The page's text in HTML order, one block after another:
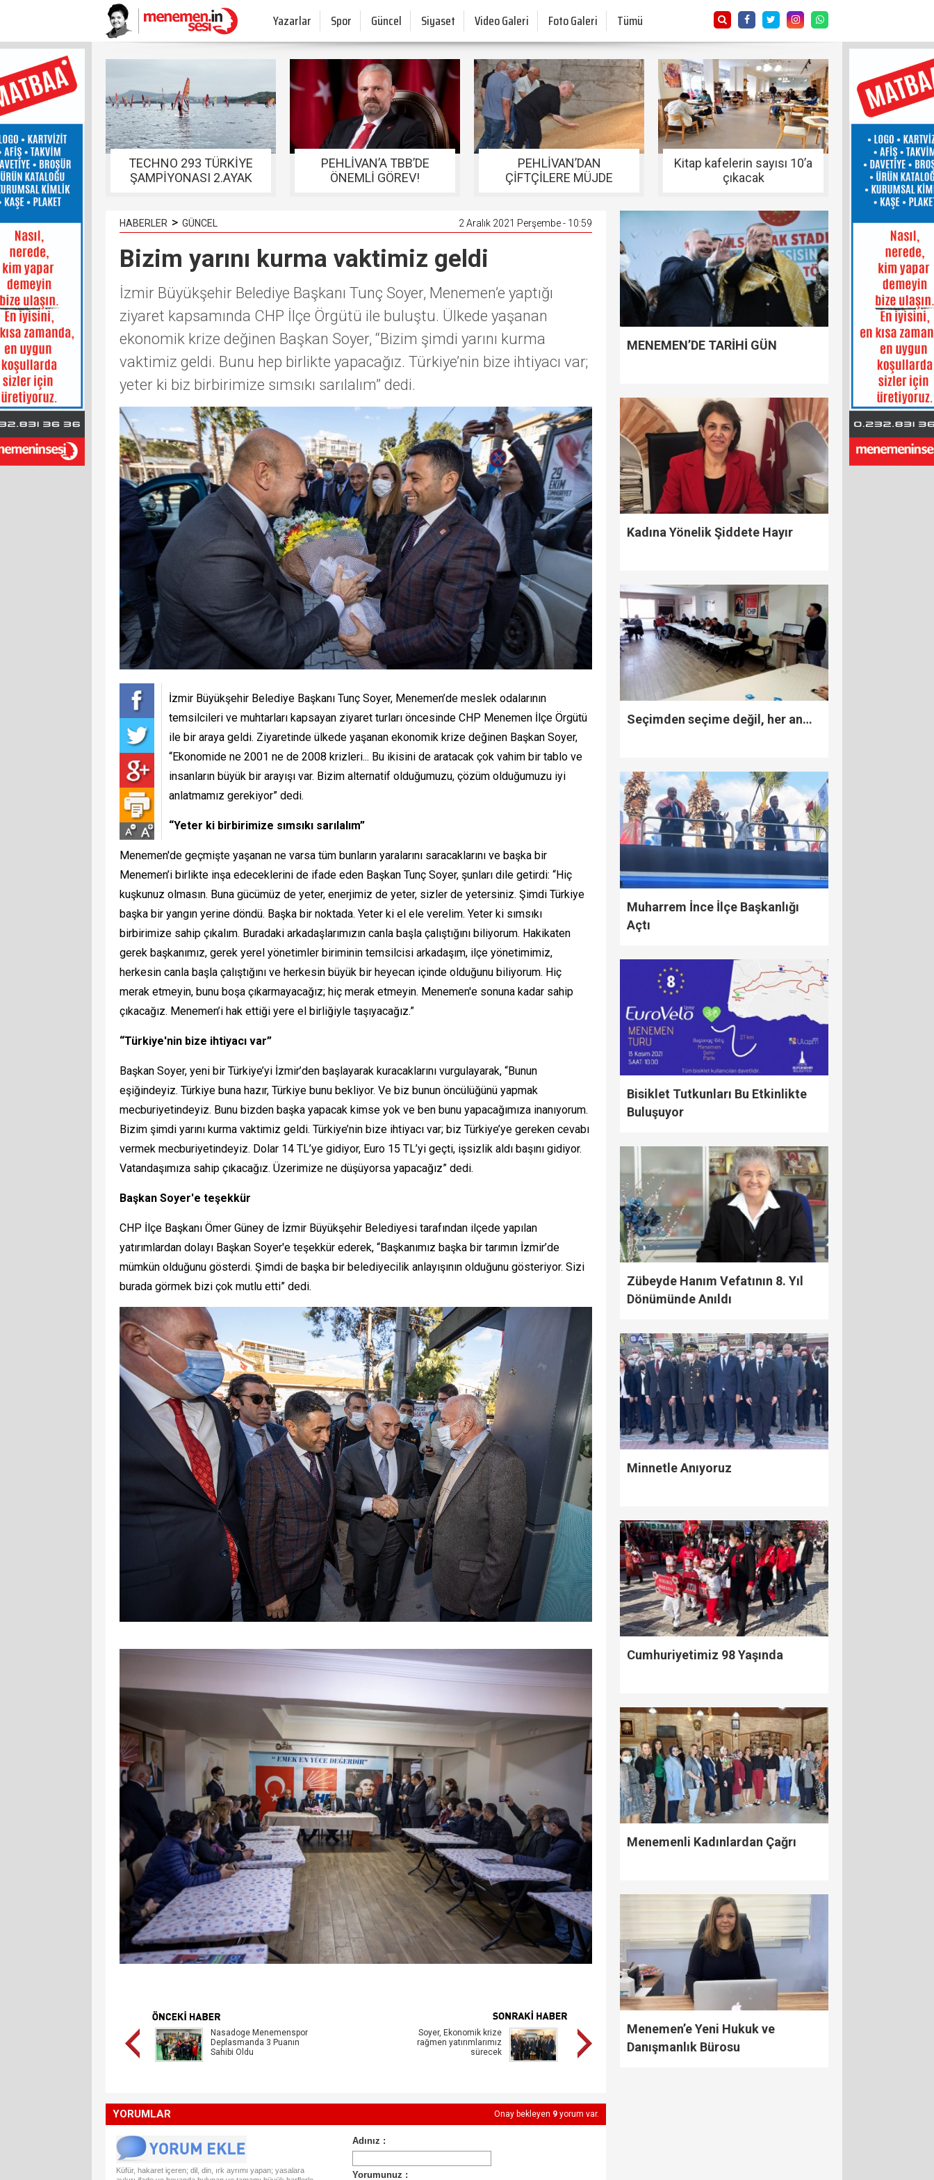
Yazarlar Spor Güncel Siyaset Video Galeri Foto Galeri Tümü
TECHNO 293 TÜRKİYE
ŞAMPİYONASI 2.AYAK
PEHLİVAN’A TBB’DE
ÖNEMLİ GÖREV!
PEHLİVAN’DAN
ÇİFTÇİLERE MÜJDE
Kitap kafelerin sayısı 10’a
çıkacak
HABERLER > GÜNCEL 2 Aralık 2021 Perşembe - 10:59
Bizim yarını kurma vaktimiz geldi
İzmir Büyükşehir Belediye Başkanı Tunç Soyer, Menemen’e yaptığı
ziyaret kapsamında CHP İlçe Örgütü ile buluştu. Ülkede yaşanan
ekonomik krize değinen Başkan Soyer, “Bizim şimdi yarını kurma
vaktimiz geldi. Bunu hep birlikte yapacağız. Türkiye’nin bize ihtiyacı var;
yeter ki biz birbirimize sımsıkı sarılalım” dedi.
İzmir Büyükşehir Belediye Başkanı Tunç Soyer, Menemen’de meslek odalarının
temsilcileri ve muhtarları kapsayan ziyaret turları öncesinde CHP Menemen İlçe Örgütü
ile bir araya geldi. Ziyaretinde ülkede yaşanan ekonomik krize değinen Başkan Soyer,
“Ekonomide ne 2001 ne de 2008 krizleri... Bu ikisini de aratacak çok vahim bir tablo ve
insanların büyük bir arayışı var. Bizim alternatif olduğumuzu, çözüm olduğumuzu iyi
anlatmamız gerekiyor” dedi.
“Yeter ki birbirimize sımsıkı sarılalım”
Menemen'de geçmişte yaşanan ne varsa tüm bunların yaralarını saracaklarını ve başka bir
Menemen’i birlikte inşa edeceklerini de ifade eden Başkan Tunç Soyer, şunları dile getirdi: “Hiç
kuşkunuz olmasın. Buna gücümüz de yeter, enerjimiz de yeter, sizler de yetersiniz. Şimdi Türkiye
başka bir yangın yerine döndü. Başka bir noktada. Yeter ki el ele verelim. Yeter ki sımsıkı
birbirimize sahip çıkalım. Buradaki arkadaşlarımızın canla başla çalıştığını biliyorum. Hakikaten
gerek başkanımız, gerek yerel yönetimler biriminin temsilcisi arkadaşım, ilçe yönetimimiz,
herkesin canla başla çalıştığını ve herkesin büyük bir heyecan içinde olduğunu biliyorum. Hiç
merak etmeyin, bunu boşa çıkarmayacağız; hiç merak etmeyin. Menemen'e sonuna kadar sahip
çıkacağız. Menemen’i hak ettiği yere el birliğiyle taşıyacağız.”
“Türkiye'nin bize ihtiyacı var”
Başkan Soyer, yeni bir Türkiye’yi İzmir’den başlayarak kuracaklarını vurgulayarak, “Bunun
eşiğindeyiz. Türkiye buna hazır, Türkiye bunu bekliyor. Ve biz bunun öncülüğünü yapmak
mecburiyetindeyiz. Bunu bizden başka yapacak kimse yok ve ben bunu yapacağımıza inanıyorum.
Bizim şimdi yarını kurma vaktimiz geldi. Türkiye’nin bize ihtiyacı var; biz Türkiye’ye gereken cevabı
vermek mecburiyetindeyiz. Dolar 14 TL’ye gidiyor, Euro 15 TL’yi geçti, işsizlik aldı başını gidiyor.
Vatandaşımıza sahip çıkacağız. Üzerimize ne düşüyorsa yapacağız” dedi.
Başkan Soyer'e teşekkür
CHP İlçe Başkanı Ömer Güney de İzmir Büyükşehir Belediyesi tarafından ilçede yapılan
yatırımlardan dolayı Başkan Soyer'e teşekkür ederek, “Başkanımız başka bir tarımın İzmir’de
mümkün olduğunu gösterdi. Şimdi de başka bir belediyecilik anlayışının olduğunu gösteriyor. Sizi
burada görmek bizi çok mutlu etti” dedi.
Nasadoge Menemenspor
Deplasmanda 3 Puanın
Sahibi Oldu
Soyer, Ekonomik krize
rağmen yatırımlarımız
sürecek
YORUMLAR Onay bekleyen 9 yorum var.
Küfür, hakaret içeren; dil, din, ırk ayrımı yapan; yasalara
MENEMEN’DE TARİHİ GÜN
Kadına Yönelik Şiddete Hayır
Seçimden seçime değil, her an…
Muharrem İnce İlçe Başkanlığı
Açtı
Bisiklet Tutkunları Bu Etkinlikte
Buluşuyor
Zübeyde Hanım Vefatının 8. Yıl
Dönümünde Anıldı
Minnetle Anıyoruz
Cumhuriyetimiz 98 Yaşında
Menemenli Kadınlardan Çağrı
Menemen’e Yeni Hukuk ve
Danışmanlık Bürosu